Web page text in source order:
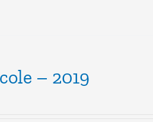
– 2019